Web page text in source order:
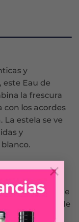
×
y
Eau de
la frescura
con los acordes
La estela se ve
y
pétalo de
musgo de Roble
y pulpa de